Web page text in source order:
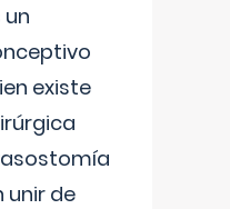
existe
unir de